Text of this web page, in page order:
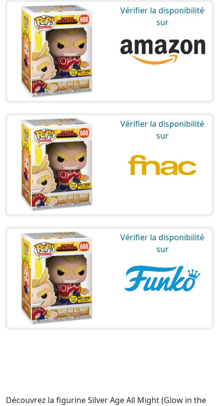
Vérifier la disponibilité
sur
Vérifier la disponibilité
sur
Vérifier la disponibilité
sur
Découvrez la figurine Silver Age All Might (Glow in the